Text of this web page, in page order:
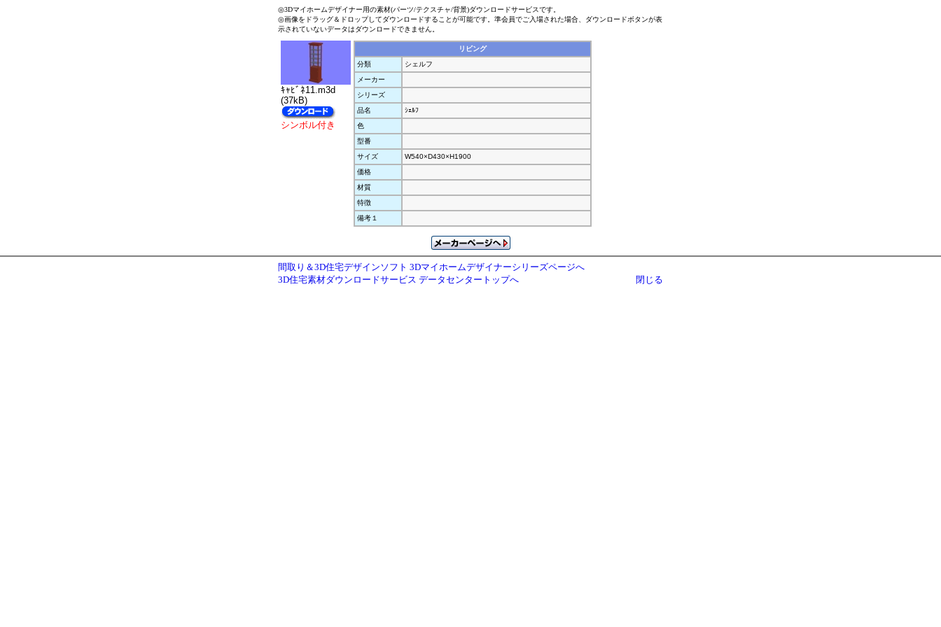
◎3Dマイホームデザイナー用の素材(パーツ/テクスチャ/背景)ダウンロードサービスです。
◎画像をドラッグ＆ドロップしてダウンロードすることが可能です。準会員でご入場された場合、ダウンロードボタンが表
示されていないデータはダウンロードできません。
ｷｬﾋﾞﾈ11.m3d
(37kB)
シンボル付き
リビング
分類
シェルフ
メーカー
シリーズ
品名
ｼｪﾙﾌ
色
型番
サイズ
W540×D430×H1900
価格
材質
特徴
備考１
間取り＆3D住宅デザインソフト 3Dマイホームデザイナーシリーズページへ
3D住宅素材ダウンロードサービス データセンタートップへ
閉じる